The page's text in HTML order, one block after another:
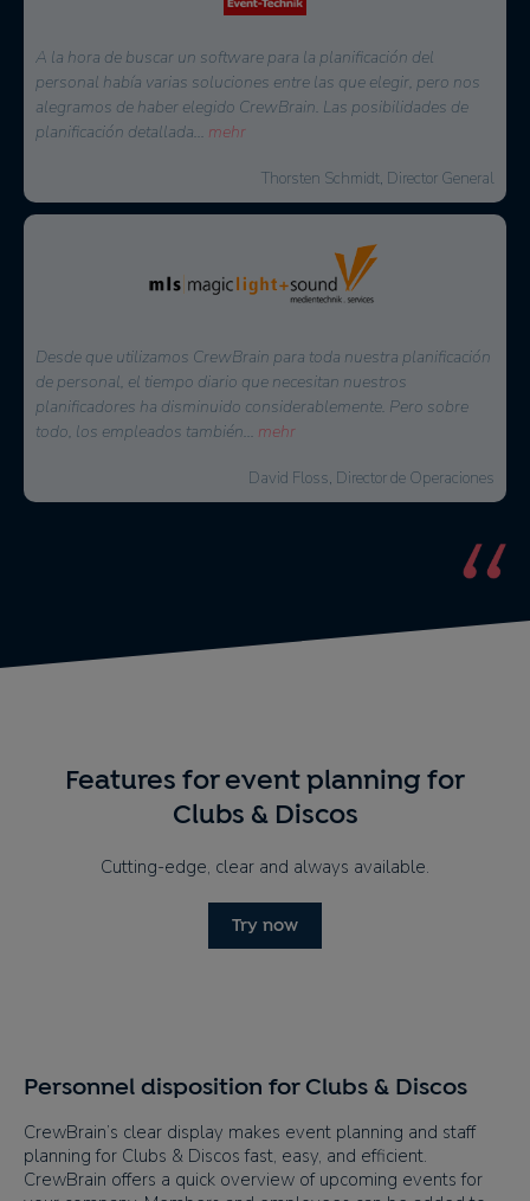
Desde diciembre, tras una fase de prueba en otoño de 2022,
utilizamos CrewBrain como herramienta central de proyectos y
planificación. Especialmente el sencillo manejo para la creación
de proyectos...mehr
Markus Urbon, Director de Operaciones
Desde 2021 utilizamos CrewBrain para toda nuestra
planificación de personal y vehículos, y estamos muy
satisfechos con el software. No podemos imaginar nuestro
trabajo diario sin CrewBrain. Ofrece numerosas
Philipp Suckrau, Director General
Features for event planning for
Clubs & Discos
Cutting-edge, clear and always available.
Try now
Personnel disposition for Clubs & Discos
CrewBrain’s clear display makes event planning and staff
planning for Clubs & Discos fast, easy, and efficient.
CrewBrain offers a quick overview of upcoming events for